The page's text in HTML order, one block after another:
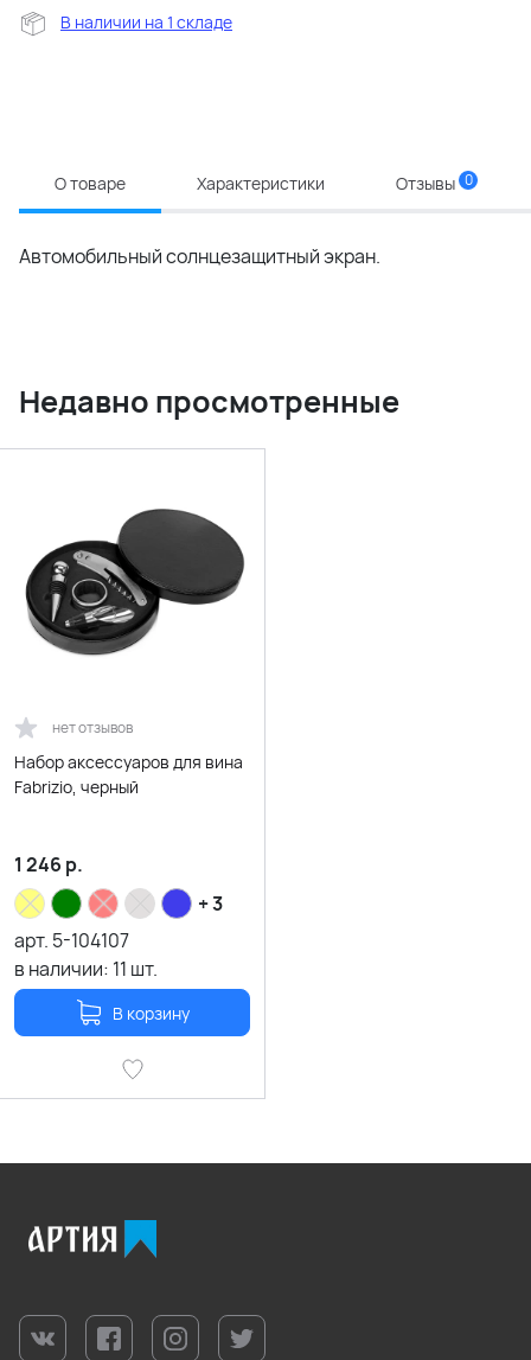
В наличии на 1 складе
О товаре Характеристики Отзывы 0
Автомобильный солнцезащитный экран.
Недавно просмотренные
нет отзывов
Набор аксессуаров для вина
Fabrizio, черный
1 246 р.
+ 3
арт. 5-104107
в наличии: 11 шт.
В корзину